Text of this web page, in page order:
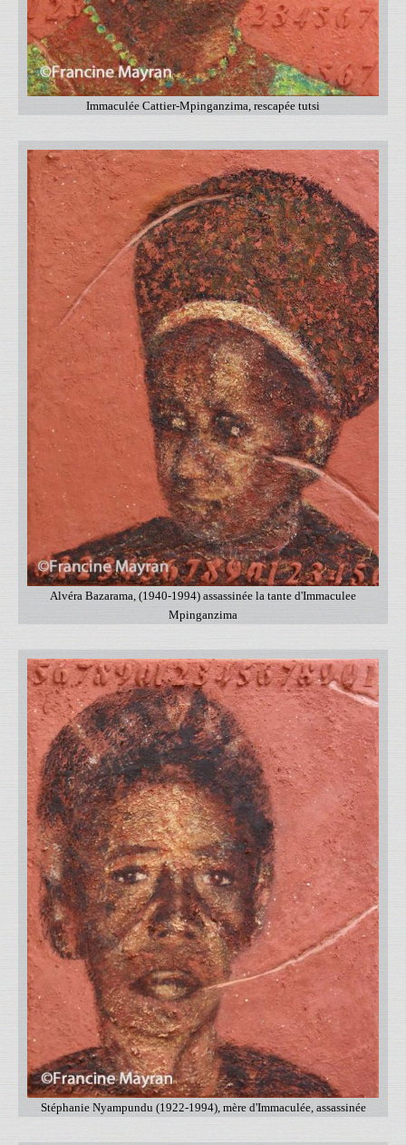
Immaculée Cattier-Mpinganzima, rescapée tutsi
Alvéra Bazarama, (1940-1994) assassinée la tante d'Immaculee
Mpinganzima
Stéphanie Nyampundu (1922-1994), mère d'Immaculée, assassinée